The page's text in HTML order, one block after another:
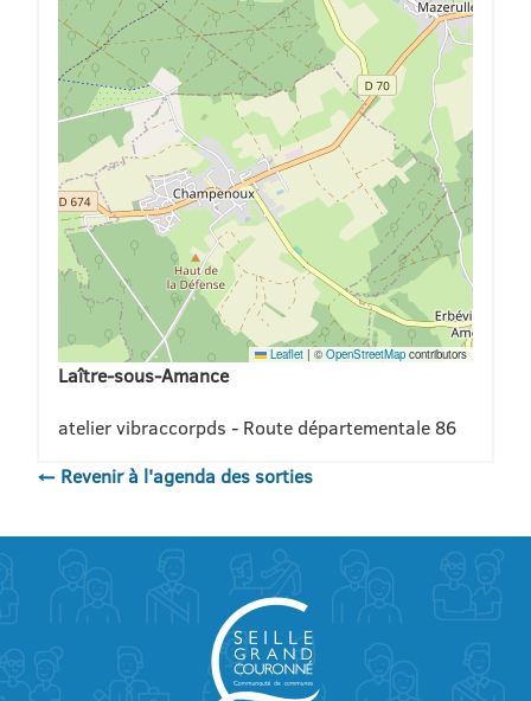
Leaflet | ©OpenStreetMap contributors
Laître-sous-Amance
atelier vibraccorpds - Route départementale 86
← Revenir à l'agenda des sorties